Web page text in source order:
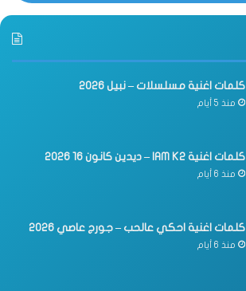
كلمات اغنية مسلسلات – نبيل 2026
منذ 5 أيام
كلمات اغنية IAM K2 – ديدين كانون 16 2026
منذ 6 أيام
كلمات اغنية احكي عالحب – جورج عاصي 2026
منذ 6 أيام